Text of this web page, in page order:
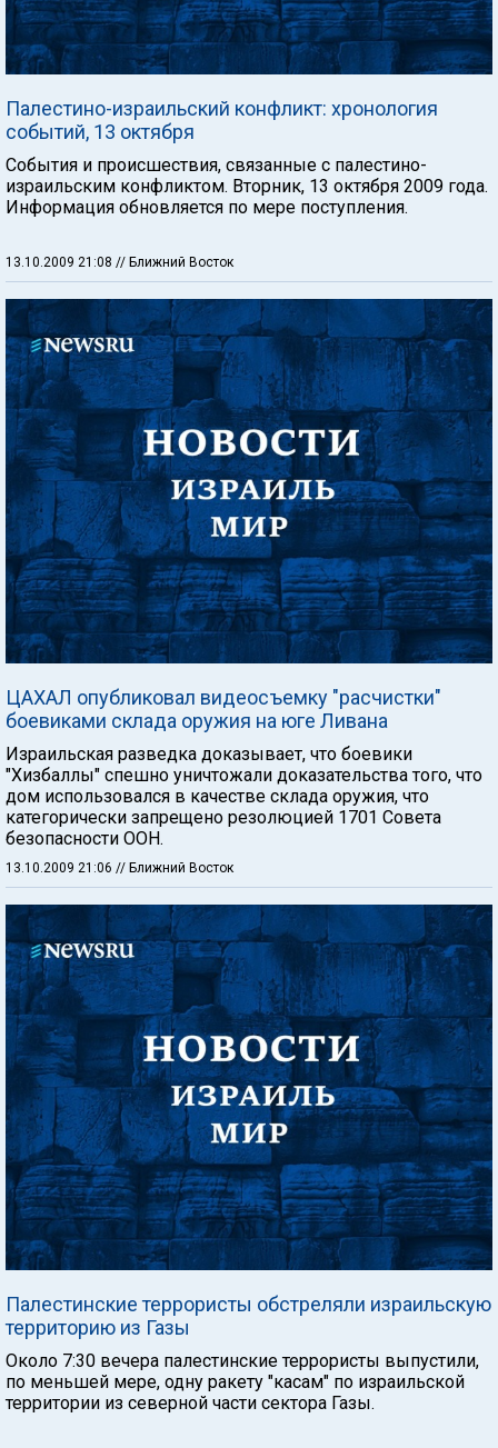
Палестино-израильский конфликт: хронология
событий, 13 октября
События и происшествия, связанные с палестино-
израильским конфликтом. Вторник, 13 октября 2009 года.
Информация обновляется по мере поступления.
13.10.2009 21:08 // Ближний Восток
ЦАХАЛ опубликовал видеосъемку "расчистки"
боевиками склада оружия на юге Ливана
Израильская разведка доказывает, что боевики
"Хизбаллы" спешно уничтожали доказательства того, что
дом использовался в качестве склада оружия, что
категорически запрещено резолюцией 1701 Совета
безопасности ООН.
13.10.2009 21:06 // Ближний Восток
Палестинские террористы обстреляли израильскую
территорию из Газы
Около 7:30 вечера палестинские террористы выпустили,
по меньшей мере, одну ракету "касам" по израильской
территории из северной части сектора Газы.